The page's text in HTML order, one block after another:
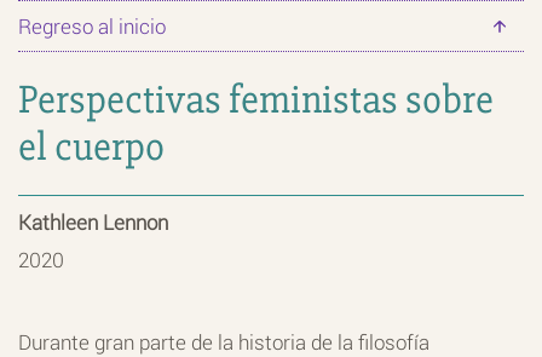
Regreso al inicio
Perspectivas feministas sobre
el cuerpo
Kathleen Lennon
2020
Durante gran parte de la historia de la filosofía